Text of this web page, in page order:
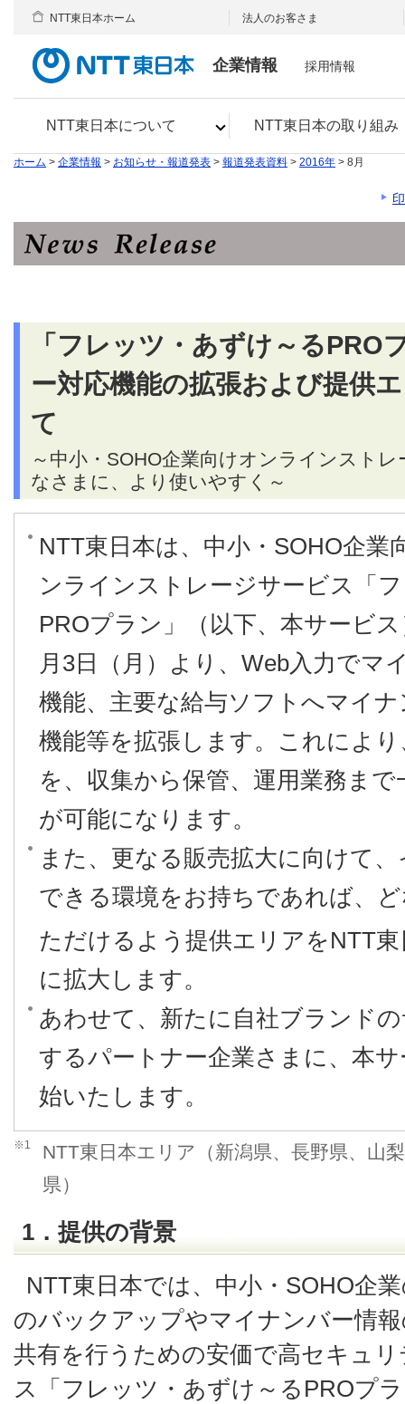
企業情報
NTT東日本について NTT東日本の取り組み
NTT東日本ホーム 法人のお客さま
採用情報
ホーム > 企業情報 > お知らせ・報道発表 > 報道発表資料 > 2016年 > 8月
「フレッツ・あずけ～るPRO
ー対応機能の拡張および提供
て
～中小・SOHO企業向けオンラインスト
なさまに、より使いやすく～
NTT東日本は、中小・SOHO企
ンラインストレージサービス「
PROプラン」（以下、本サービ
月3日（月）より、Web入力でマ
機能、主要な給与ソフトへマイ
機能等を拡張します。これによ
を、収集から保管、運用業務ま
が可能になります。
また、更なる販売拡大に向けて
できる環境をお持ちであれば、
ただけるよう提供エリアをNTT
に拡大します。
あわせて、新たに自社ブランド
するパートナー企業さまに、本
始いたします。
※1
NTT東日本エリア（新潟県、長野県、山
県）
1．提供の背景
NTT東日本では、中小・SOHO企
のバックアップやマイナンバー情
共有を行うための安価で高セキュ
ス「フレッツ・あずけ～るPROプ